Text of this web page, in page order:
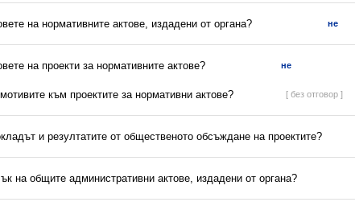
на нормативните актове, издадени от органа? не
на проекти за нормативните актове? не
към проектите за нормативни актове? [ без отговор ]
и резултатите от общественото обсъждане на проектите?
на общите административни актове, издадени от органа?